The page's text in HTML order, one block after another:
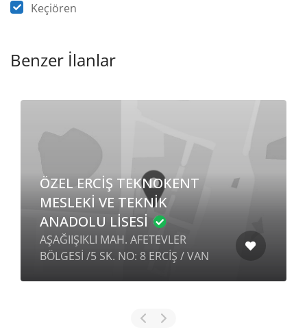
Keçiören
Benzer İlanlar
ÖZEL ERCİŞ TEKNOKENT
MESLEKİ VE TEKNİK
ANADOLU LİSESİ
AŞAĞIIŞIKLI MAH. AFETEVLER
BÖLGESİ /5 SK. NO: 8 ERCİŞ / VAN